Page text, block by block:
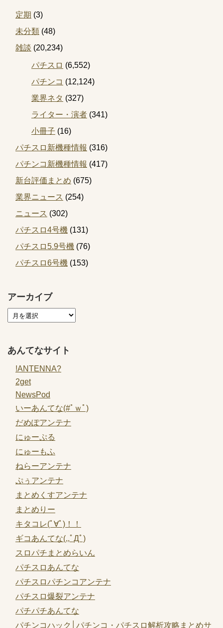
定期 (3)
未分類 (48)
雑談 (20,234)
パチスロ (6,552)
パチンコ (12,124)
業界ネタ (327)
ライター・演者 (341)
小冊子 (16)
パチスロ新機種情報 (316)
パチンコ新機種情報 (417)
新台評価まとめ (675)
業界ニュース (254)
ニュース (302)
パチスロ4号機 (131)
パチスロ5.9号機 (76)
パチスロ6号機 (153)
アーカイブ
あんてなサイト
!ANTENNA?
2get
NewsPod
いーあんてな(#ﾟｗﾟ)
だめぽアンテナ
にゅーぷる
にゅーもふ
ねらーアンテナ
ぷぅアンテナ
まとめくすアンテナ
まとめりー
キタコレ(ﾟ∀ﾟ)！！
ギコあんてな(,,ﾟДﾟ)
スロパチまとめらいん
パチスロあんてな
パチスロパチンコアンテナ
パチスロ爆裂アンテナ
パチパチあんてな
パチンコハック│パチンコ・パチスロ解析攻略まとめサ